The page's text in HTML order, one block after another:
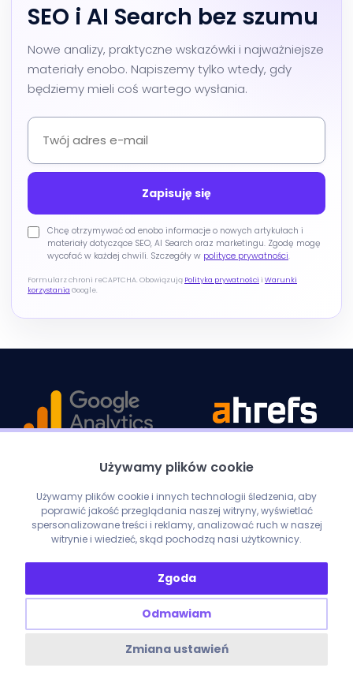
Używamy plików cookie
Używamy plików cookie i innych technologii śledzenia, aby
poprawić jakość przeglądania naszej witryny, wyświetlać
spersonalizowane treści i reklamy, analizować ruch w naszej
witrynie i wiedzieć, skąd pochodzą nasi użytkownicy.
Zgoda
Odmawiam
Zmiana ustawień
SEO i AI Search bez szumu
Nowe analizy, praktyczne wskazówki i najważniejsze
materiały enobo. Napiszemy tylko wtedy, gdy
będziemy mieli coś wartego wysłania.
Chcę otrzymywać od enobo informacje o nowych artykułach i
materiały dotyczące SEO, AI Search oraz marketingu. Zgodę mogę
wycofać w każdej chwili. Szczegóły w polityce prywatności.
Formularz chroni reCAPTCHA. Obowiązują Polityka prywatności i Warunki
korzystania Google.